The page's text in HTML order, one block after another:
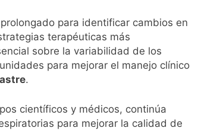
para identificar cambios en
terapéuticas más
sobre la variabilidad de los
para mejorar el manejo clínico
.
científicos y médicos, continúa
para mejorar la calidad de